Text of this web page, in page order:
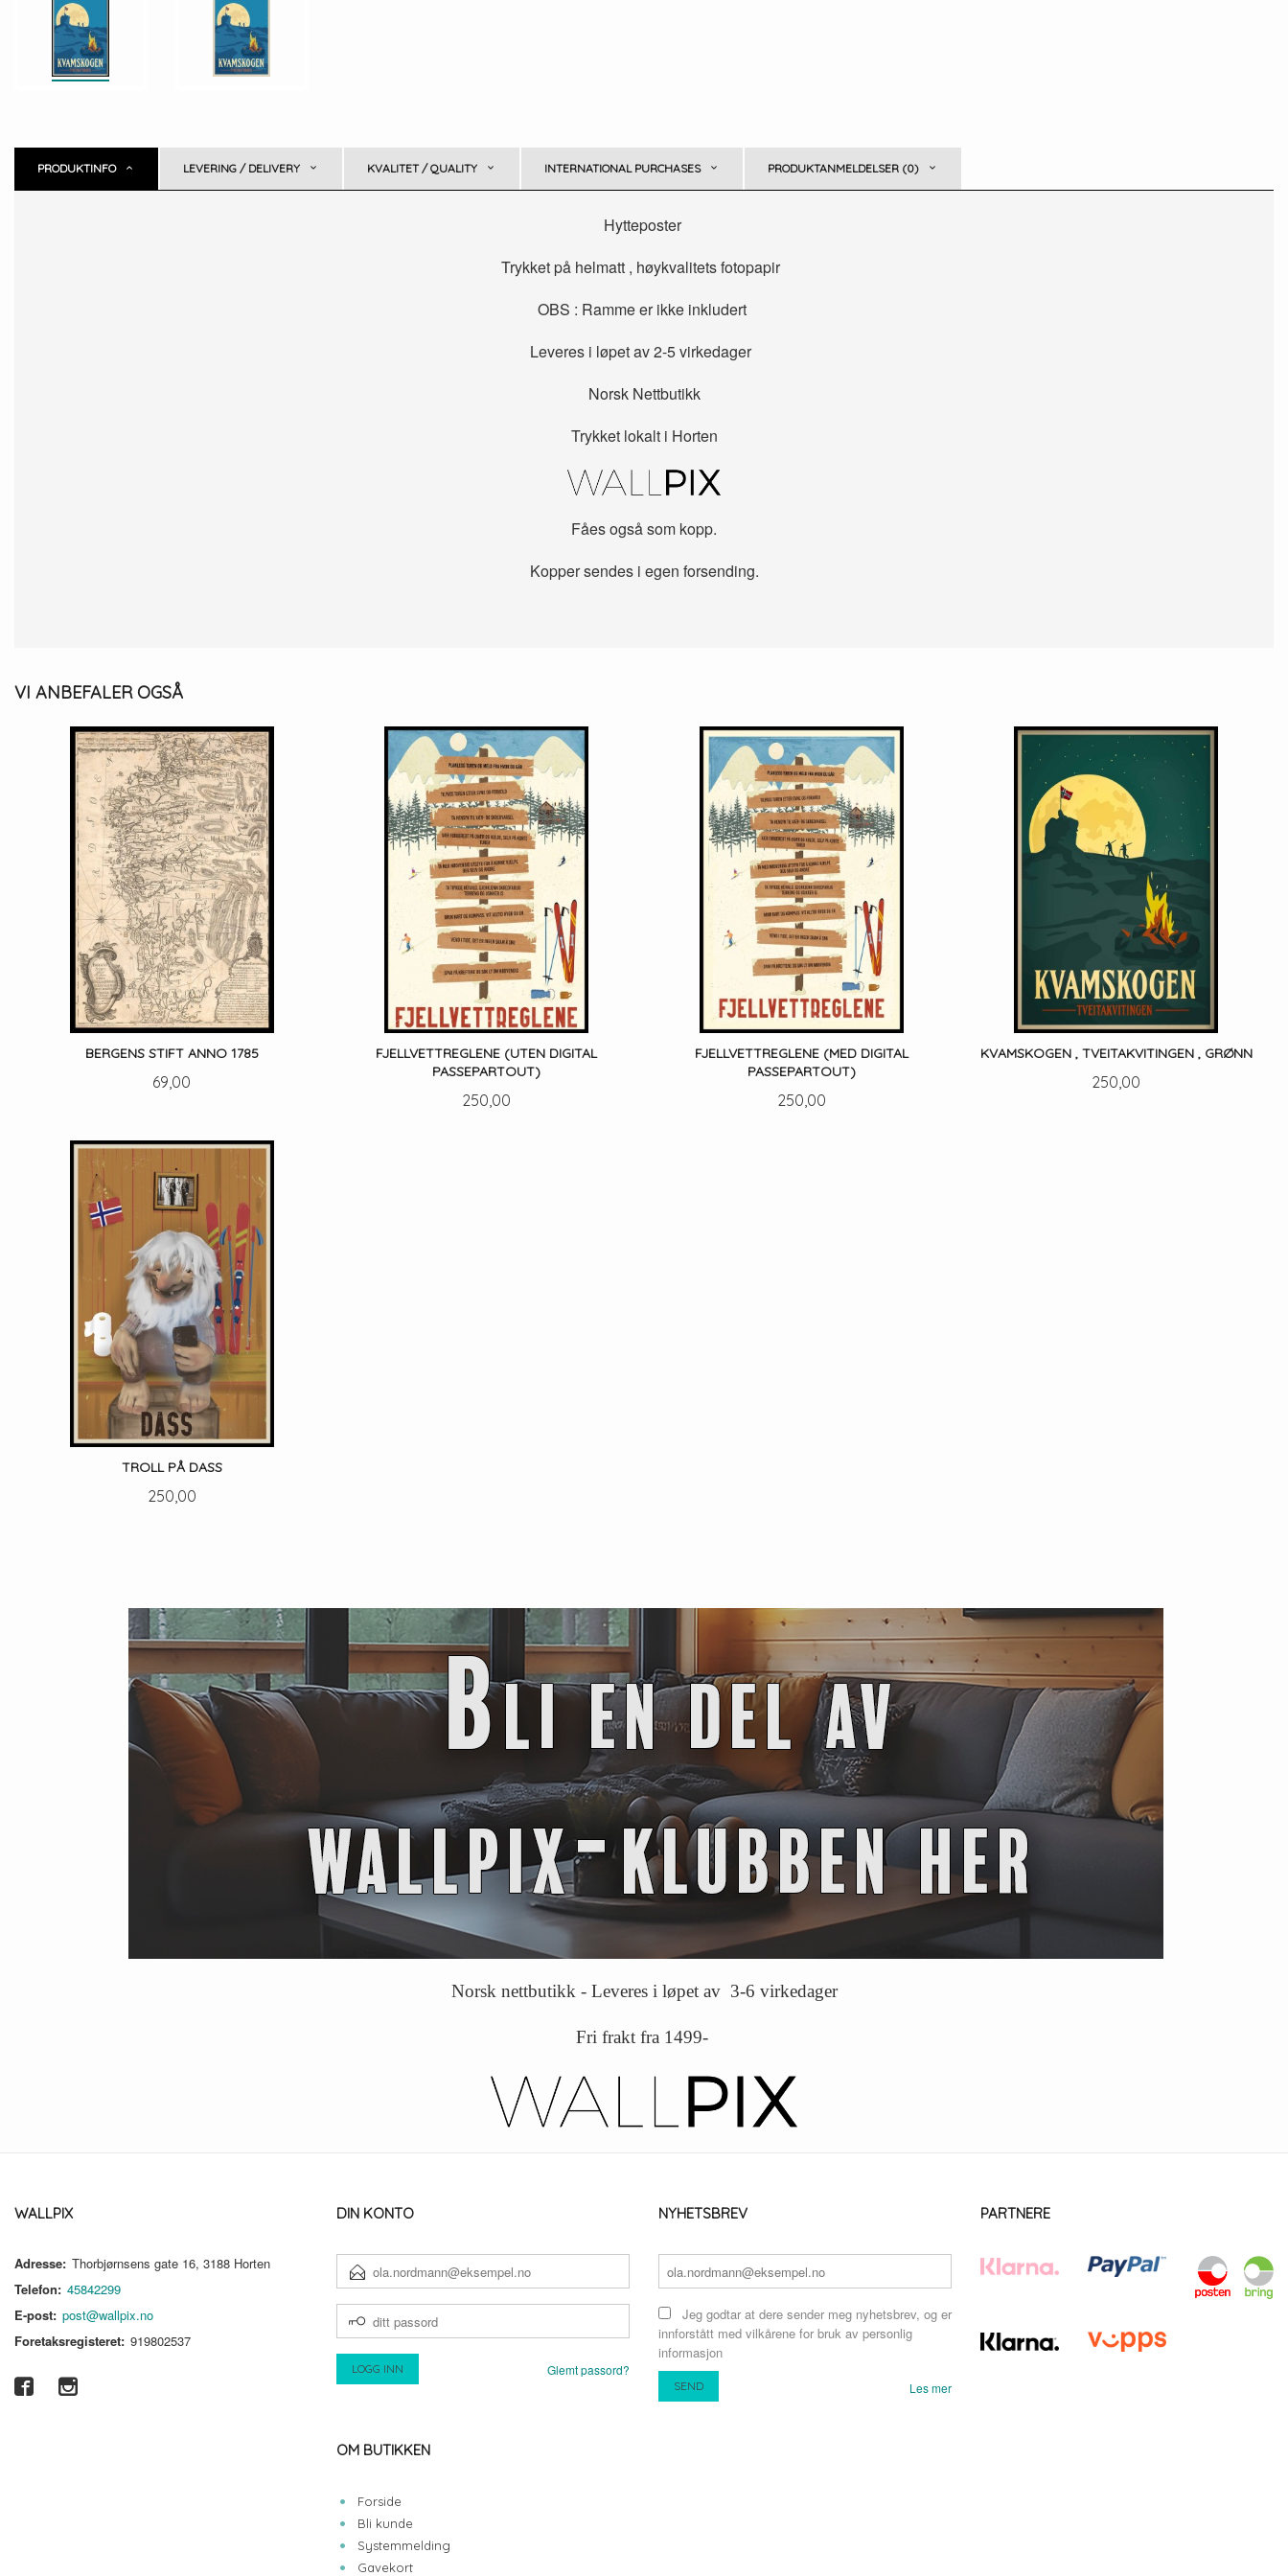
PRODUKTINFO LEVERING / DELIVERY KVALITET / QUALITY INTERNATIONAL PURCHASES PRODUKTANMELDELSER (0)
Hytteposter
Trykket på helmatt , høykvalitets fotopapir
OBS : Ramme er ikke inkludert
Leveres i løpet av 2-5 virkedager
Norsk Nettbutikk
Trykket lokalt i Horten
Fåes også som kopp.
Kopper sendes i egen forsending.
VI ANBEFALER OGSÅ
BERGENS STIFT ANNO 1785
Pris
69,00
LES MER
FJELLVETTREGLENE (UTEN DIGITAL
PASSEPARTOUT)
Pris
250,00
FJELLVETTREGLENE (MED DIGITAL
PASSEPARTOUT)
Pris
250,00
KVAMSKOGEN , TVEITAKVITINGEN , GRØNN
Pris
250,00
TROLL PÅ DASS
Pris
250,00
Norsk nettbutikk - Leveres i løpet av 3-6 virkedager
Fri frakt fra 1499-
WALLPIX
Adresse: Thorbjørnsens gate 16, 3188 Horten
Telefon: 45842299
E-post: post@wallpix.no
Foretaksregisteret: 919802537
DIN KONTO
POSTADRESSE
PASSORD
Glemt passord?
OM BUTIKKEN
Forside
Bli kunde
Systemmelding
Gavekort
NYHETSBREV
Jeg godtar at dere sender meg nyhetsbrev, og er
innforstått med vilkårene for bruk av personlig
informasjon
Les mer
PARTNERE